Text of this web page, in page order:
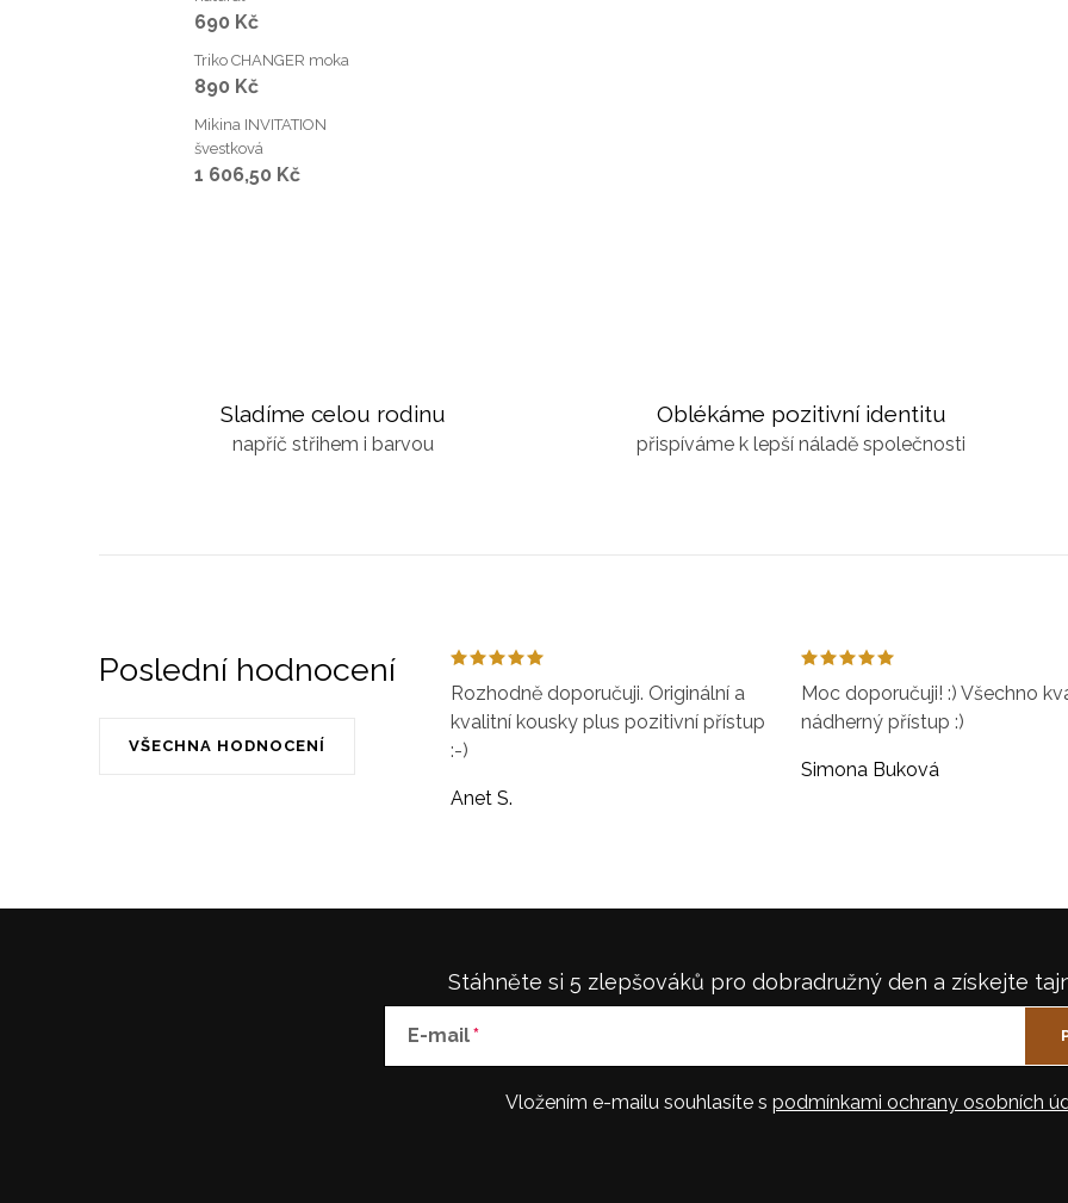
690 Kč
Triko CHANGER moka
890 Kč
Mikina INVITATION
švestková
1 606,50 Kč
k
u
Sladíme celou rodinu
napříč střihem i barvou
Oblékáme pozitivní identitu
přispíváme k lepší náladě společnosti
Poslední hodnocení
VŠECHNA HODNOCENÍ
Rozhodně doporučuji. Originální a
kvalitní kousky plus pozitivní přístup
:-)
Anet S.
Moc doporučuji! :) Všechno
nádherný přístup :)
Simona Buková
Stáhněte si 5 zlepšováků pro dobradružný den a získejte
E-mail
Vložením e-mailu souhlasíte s podmínkami ochrany osobních